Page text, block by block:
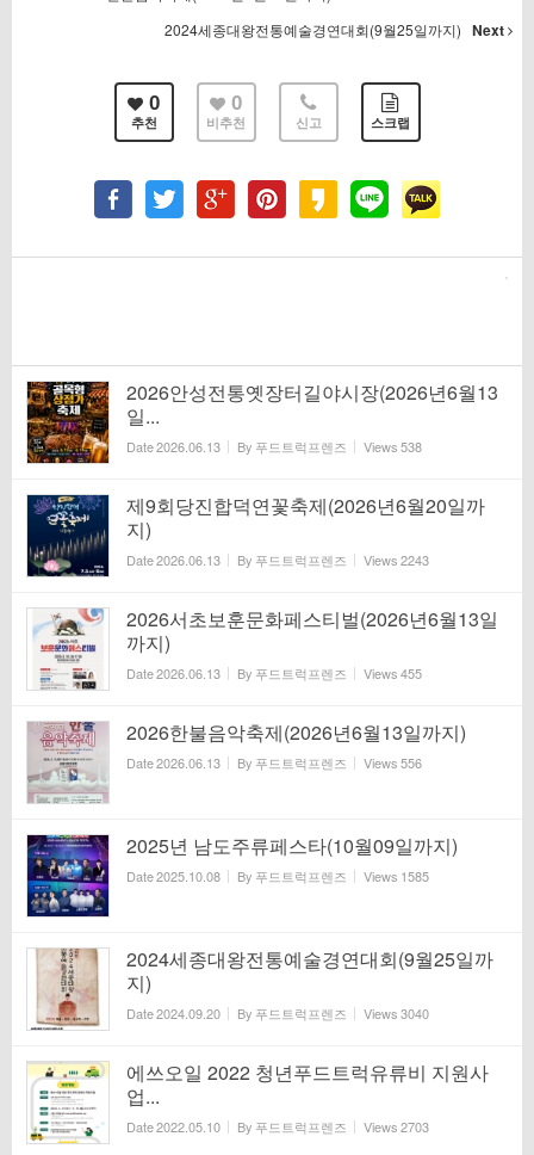
2024세종대왕전통예술경연대회(9월25일까지) Next
0
추천
0
비추천 신고 스크랩
2026안성전통옛장터길야시장(2026년6월13
일...
Date2026.06.13 By 푸드트럭프렌즈 Views538
제9회당진합덕연꽃축제(2026년6월20일까
지)
Date2026.06.13 By 푸드트럭프렌즈 Views2243
2026서초보훈문화페스티벌(2026년6월13일
까지)
Date2026.06.13 By 푸드트럭프렌즈 Views455
2026한불음악축제(2026년6월13일까지)
Date2026.06.13 By 푸드트럭프렌즈 Views556
2025년 남도주류페스타(10월09일까지)
Date2025.10.08 By 푸드트럭프렌즈 Views 1585
2024세종대왕전통예술경연대회(9월25일까
지)
Date2024.09.20 By 푸드트럭프렌즈 Views3040
에쓰오일 2022 청년푸드트럭유류비 지원사
업...
Date2022.05.10 By 푸드트럭프렌즈 Views2703